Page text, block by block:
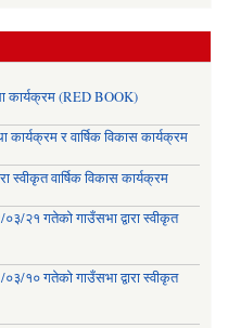
कार्यक्रम (RED BOOK)
र वार्षिक विकास कार्यक्रम
स्वीकृत वार्षिक विकास कार्यक्रम
२१ गतेको गाउँसभा द्वारा स्वीकृत
१० गतेको गाउँसभा द्वारा स्वीकृत